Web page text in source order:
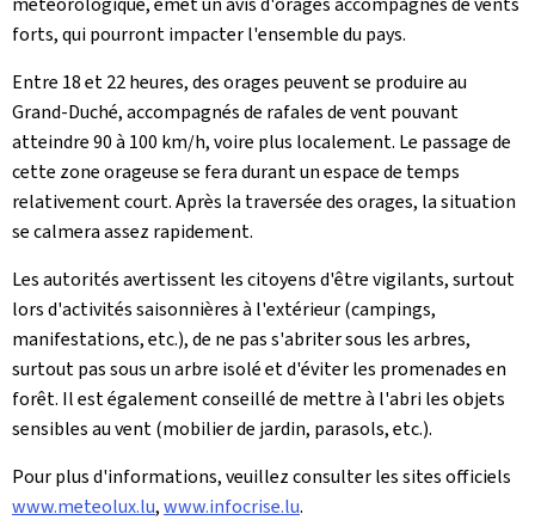
forts, qui pourront impacter l'ensemble du pays.
Entre 18 et 22 heures, des orages peuvent se produire au
Grand-Duché, accompagnés de rafales de vent pouvant
atteindre 90 à 100 km/h, voire plus localement. Le passage de
cette zone orageuse se fera durant un espace de temps
relativement court. Après la traversée des orages, la situation
se calmera assez rapidement.
Les autorités avertissent les citoyens d'être vigilants, surtout
lors d'activités saisonnières à l'extérieur (campings,
manifestations, etc.), de ne pas s'abriter sous les arbres,
surtout pas sous un arbre isolé et d'éviter les promenades en
forêt. Il est également conseillé de mettre à l'abri les objets
sensibles au vent (mobilier de jardin, parasols, etc.).
Pour plus d'informations, veuillez consulter les sites officiels
www.meteolux.lu,www.infocrise.lu.